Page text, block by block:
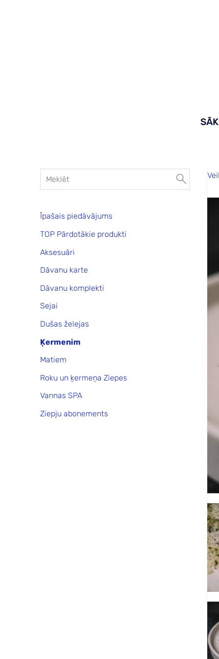
Īpašais piedāvājums
TOP Pārdotākie produkti
Aksesuāri
Dāvanu karte
Dāvanu komplekti
Sejai
Dušas želejas
Ķermenim
Matiem
Roku un ķermeņa Ziepes
Vannas SPA
Ziepju abonements